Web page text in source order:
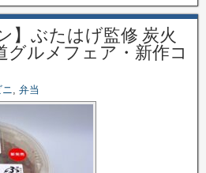
】ぶたはげ監修 炭火
グルメフェア・新作コ
ニ, 弁当